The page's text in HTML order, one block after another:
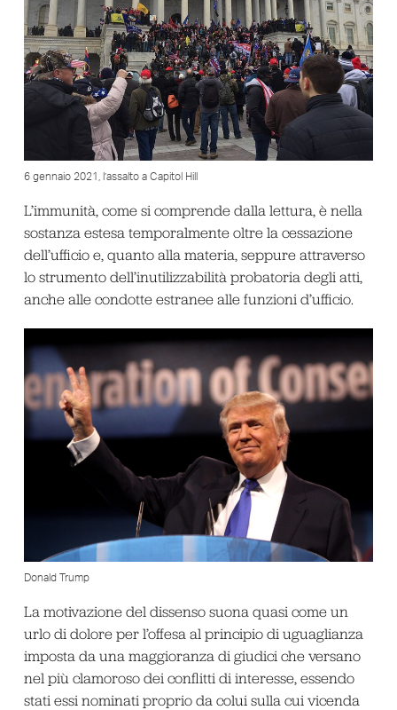
6 gennaio 2021, l’assalto a Capitol Hill
L’immunità, come si comprende dalla lettura, è nella
sostanza estesa temporalmente oltre la cessazione
dell’ufficio e, quanto alla materia, seppure attraverso
lo strumento dell’inutilizzabilità probatoria degli atti,
anche alle condotte estranee alle funzioni d’ufficio.
Donald Trump
La motivazione del dissenso suona quasi come un
urlo di dolore per l’offesa al principio di uguaglianza
imposta da una maggioranza di giudici che versano
nel più clamoroso dei conflitti di interesse, essendo
stati essi nominati proprio da colui sulla cui vicenda